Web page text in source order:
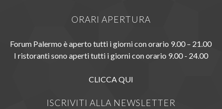
ORARI APERTURA
Forum Palermo è aperto tutti i giorni con orario 9.00 – 21.00
I ristoranti sono aperti tutti i giorni con orario 9.00 - 24.00
CLICCA QUI
ISCRIVITI ALLA NEWSLETTER